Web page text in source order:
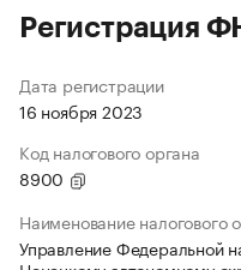
Регистрация
Дата регистрации
16 ноября 2023
Код налогового органа
8900
Наименование налогового
Управление Федеральной